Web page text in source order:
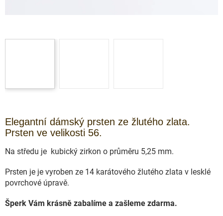
Elegantní dámský prsten ze žlutého zlata.
Prsten ve velikosti 56.
Na středu je kubický zirkon o průměru 5,25 mm.
Prsten je je vyroben ze 14 karátového žlutého zlata v lesklé
povrchové úpravě.
Šperk Vám krásně zabalíme a zašleme zdarma.